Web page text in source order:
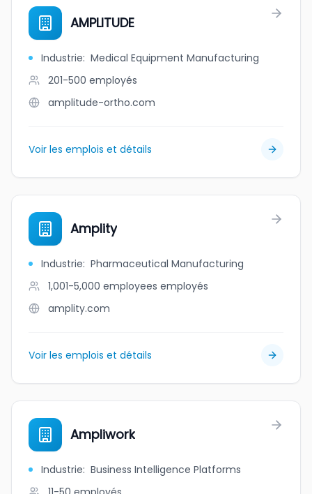
AMPLITUDE
Industrie: Medical Equipment Manufacturing
201-500 employés
amplitude-ortho.com
Voir les emplois et détails
Amplity
Industrie: Pharmaceutical Manufacturing
1,001-5,000 employees employés
amplity.com
Voir les emplois et détails
Ampliwork
Industrie: Business Intelligence Platforms